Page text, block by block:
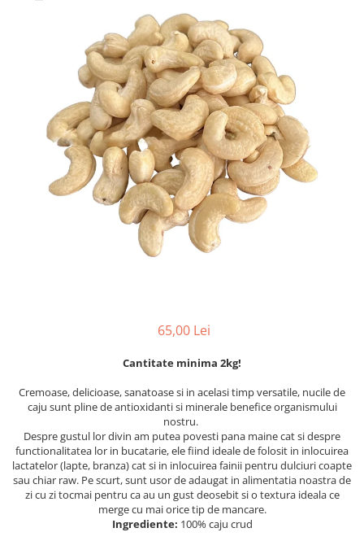
FĂINĂ FĂRĂ GLUTEN
BĂUTURI / LAPTE VEGETAL
OREZ ȘI CEREALE
CREME ȘI PASTE TARTINABILE
CONDIMENTE
CEAIURI GRECEȘTI
CIOCOLATĂ ȘI CACAO
HEALTHY SNACKS
TOATE PRODUSELE
65,00 Lei
Cantitate minima 2kg!
Cremoase, delicioase, sanatoase si in acelasi timp versatile, nucile de
caju sunt pline de antioxidanti si minerale benefice organismului
nostru.
Despre gustul lor divin am putea povesti pana maine cat si despre
functionalitatea lor in bucatarie, ele fiind ideale de folosit in inlocuirea
lactatelor (lapte, branza) cat si in inlocuirea fainii pentru dulciuri coapte
sau chiar raw. Pe scurt, sunt usor de adaugat in alimentatia noastra de
zi cu zi tocmai pentru ca au un gust deosebit si o textura ideala ce
merge cu mai orice tip de mancare.
Ingrediente: 100% caju crud